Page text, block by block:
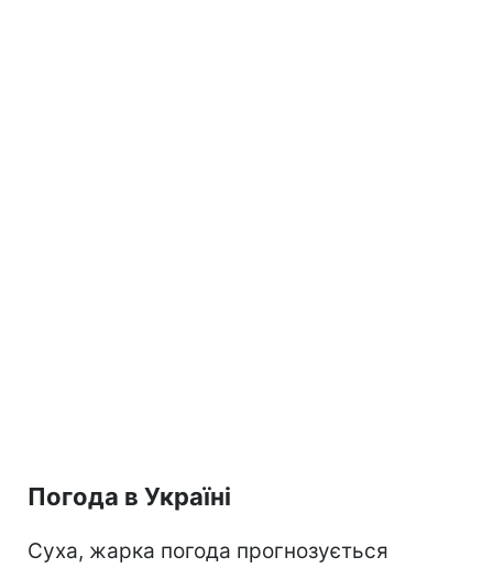
Погода в Україні
Суха, жарка погода прогнозується